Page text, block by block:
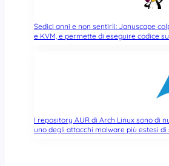
Sedici anni e non sentirli: Januscape
e KVM, e permette di eseguire codice
I repository AUR di Arch Linux sono di
uno degli attacchi malware più estesi di